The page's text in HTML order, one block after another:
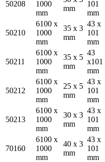
50208
1000
mm
mm
101
mm
50210
6100 x
1000
mm
35 x 3
mm
43 x
101
mm
50211
6100 x
1000
mm
35 x 5
mm
43
x101
mm
50212
6100 x
1000
mm
25 x 5
mm
43 x
101
mm
50213
6100 x
1000
mm
30 x 3
mm
43 x
101
mm
70160
6100 x
1000
mm
40 x 3
mm
43 x
101
mm